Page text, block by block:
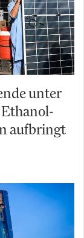
unter
aufbringt